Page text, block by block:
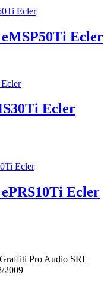
Ecler
Ecler
Ecler
Pro Audio SRL
2009